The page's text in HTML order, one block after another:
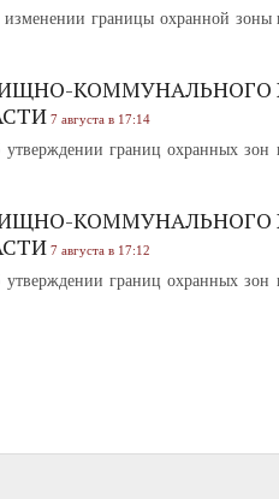
границы охранной зоны
КОММУНАЛЬНОГО
7 августа в 17:14
границ охранных зон
КОММУНАЛЬНОГО
7 августа в 17:12
границ охранных зон